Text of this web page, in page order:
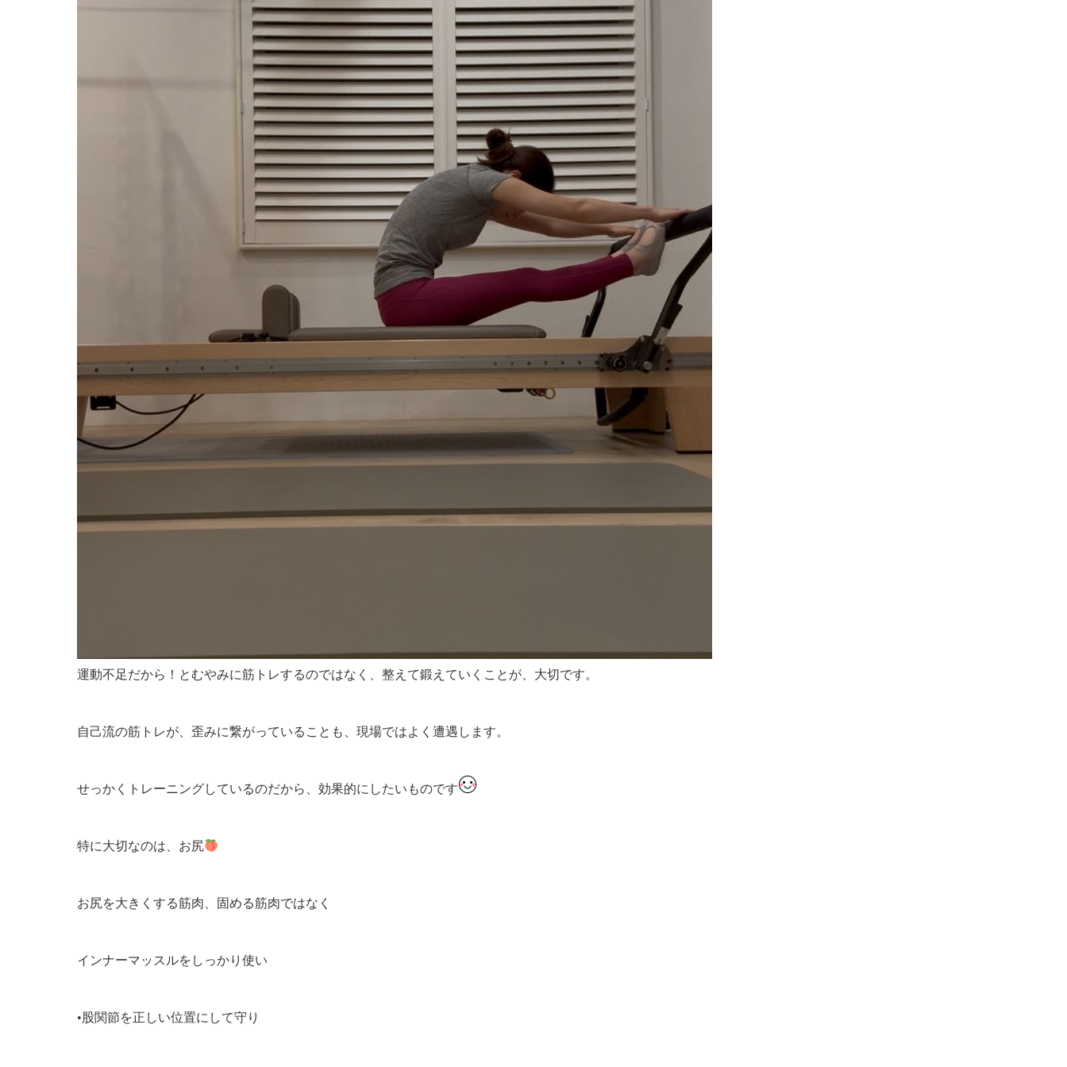
運動不足だから！とむやみに筋トレするのではなく、整えて鍛えていくことが、大切です。
自己流の筋トレが、歪みに繋がっていることも、現場ではよく遭遇します。
せっかくトレーニングしているのだから、効果的にしたいものです
特に大切なのは、お尻
お尻を大きくする筋肉、固める筋肉ではなく
インナーマッスルをしっかり使い
•股関節を正しい位置にして守り